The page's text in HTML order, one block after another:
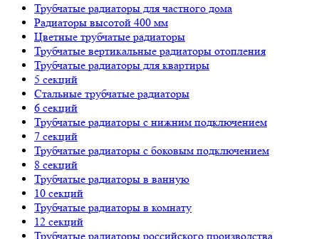
Трубчатые радиаторы для частного дома
Радиаторы высотой 400 мм
Цветные трубчатые радиаторы
Трубчатые вертикальные радиаторы отопления
Трубчатые радиаторы для квартиры
5 секций
Стальные трубчатые радиаторы
6 секций
Трубчатые радиаторы с нижним подключением
7 секций
Трубчатые радиаторы с боковым подключением
8 секций
Трубчатые радиаторы в ванную
10 секций
Трубчатые радиаторы в комнату
12 секций
Трубчатые радиаторы российского производства